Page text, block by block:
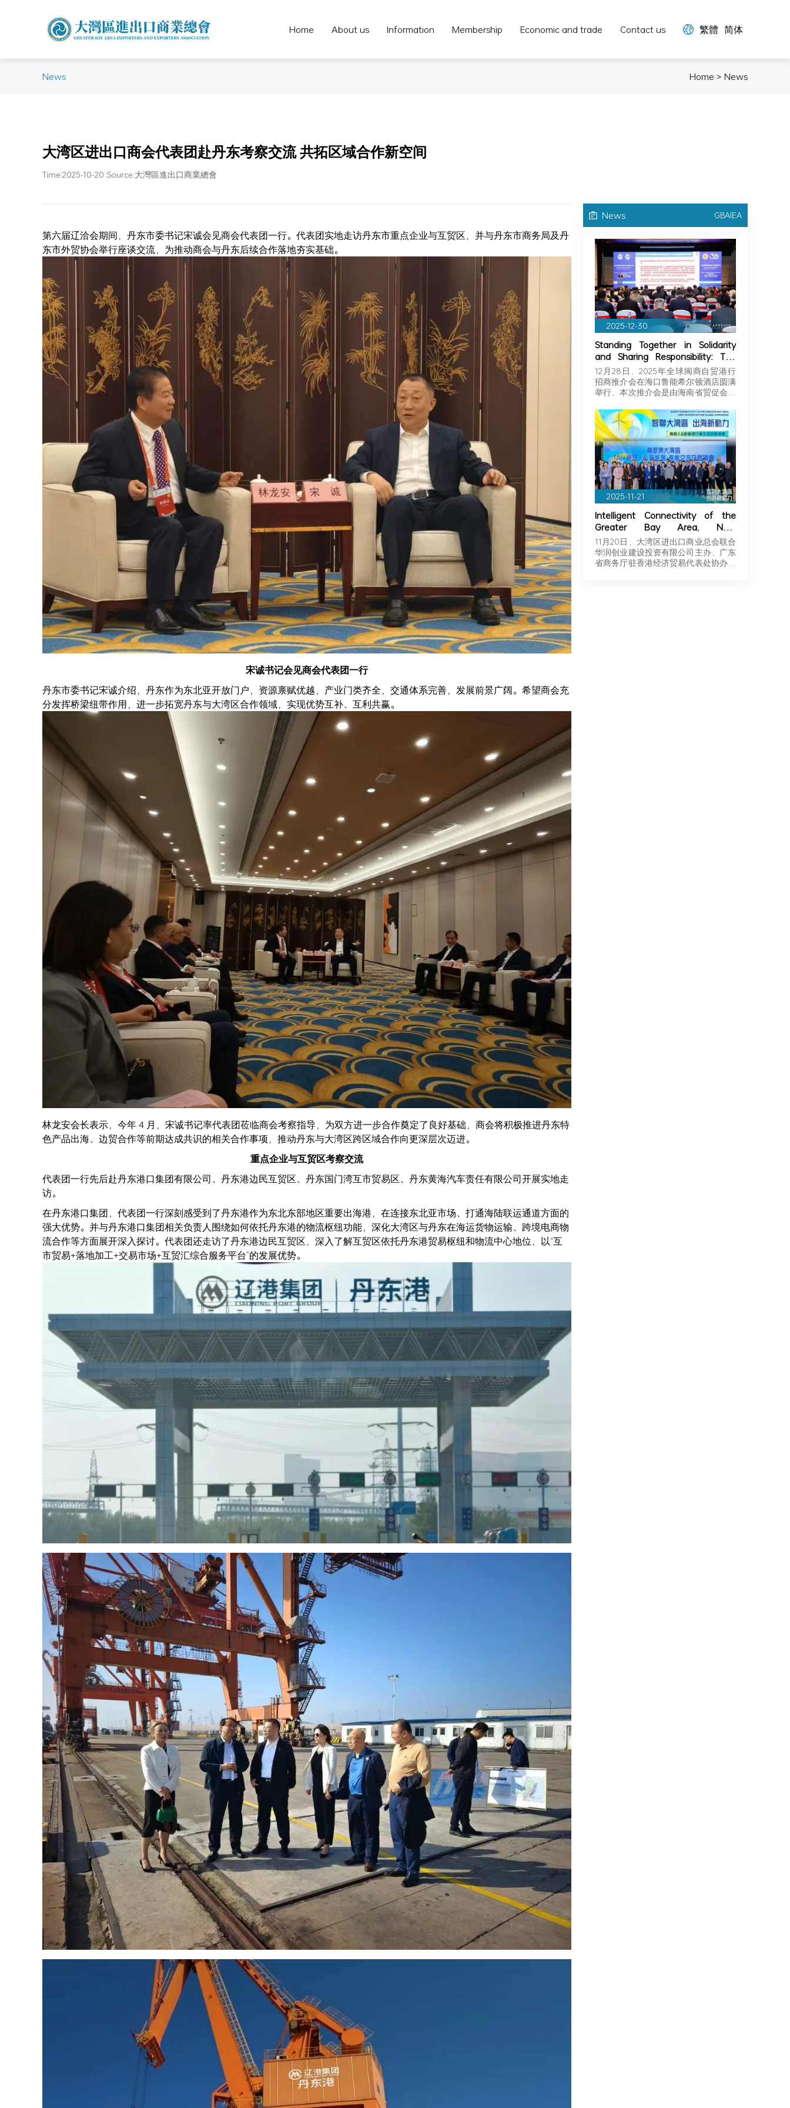
Home About us Information Membership Economic and trade Contact us 繁體 简体
News Home > News
大湾区进出口商会代表团赴丹东考察交流 共拓区域合作新空间
Time:2025-10-20 Source:大灣區進出口商業總會
第六届辽洽会期间，丹东市委书记宋诚会见商会代表团一行。代表团实地走访丹东市重点企业与互贸区，并与丹东市商务局及丹
东市外贸协会举行座谈交流，为推动商会与丹东后续合作落地夯实基础。
宋诚书记会见商会代表团一行
丹东市委书记宋诚介绍，丹东作为东北亚开放门户，资源禀赋优越，产业门类齐全，交通体系完善，发展前景广阔。希望商会充
分发挥桥梁纽带作用，进一步拓宽丹东与大湾区合作领域，实现优势互补、互利共赢。
林龙安会长表示，今年 4 月，宋诚书记率代表团莅临商会考察指导，为双方进一步合作奠定了良好基础，商会将积极推进丹东特
色产品出海、边贸合作等前期达成共识的相关合作事项，推动丹东与大湾区跨区域合作向更深层次迈进。
重点企业与互贸区考察交流
代表团一行先后赴丹东港口集团有限公司、丹东港边民互贸区、丹东国门湾互市贸易区、丹东黄海汽车责任有限公司开展实地走
访。
在丹东港口集团，代表团一行深刻感受到了丹东港作为东北东部地区重要出海港，在连接东北亚市场、打通海陆联运通道方面的
强大优势。并与丹东港口集团相关负责人围绕如何依托丹东港的物流枢纽功能，深化大湾区与丹东在海运货物运输、跨境电商物
流合作等方面展开深入探讨。代表团还走访了丹东港边民互贸区，深入了解互贸区依托丹东港贸易枢纽和物流中心地位，以“互
市贸易+落地加工+交易市场+互贸汇综合服务平台”的发展优势。
News GBAIEA
2025-12-30
Standing Together in Solidarity
and Sharing Responsibility: The
Greater Bay Area Importers and
Exporters Association Explores
New Opportunities in Hainan,
Businessmen to Seize Business
Opportunities in Hainan!
12月28日，2025年全球闽商自贸港行
招商推介会在海口鲁能希尔顿酒店圆满
举行，本次推介会是由海南省贸促会和
2025-11-21
Intelligent Connectivity of the
Greater Bay Area, New
Momentum for Overseas
Expansion | Robotics & New
Energy Industry Exchange and
11月20日，大湾区进出口商业总会联合
华润创业建设投资有限公司主办，广东
省商务厅驻香港经济贸易代表处协办，